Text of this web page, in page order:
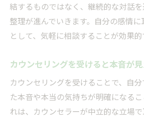
結するものではなく、継続的な対話
整理が進んでいきます。自分の感情
として、気軽に相談することが効果的
カウンセリングを受けると本音が
カウンセリングを受けることで、自
た本音や本当の気持ちが明確になる
れは、カウンセラーが中立的な立場